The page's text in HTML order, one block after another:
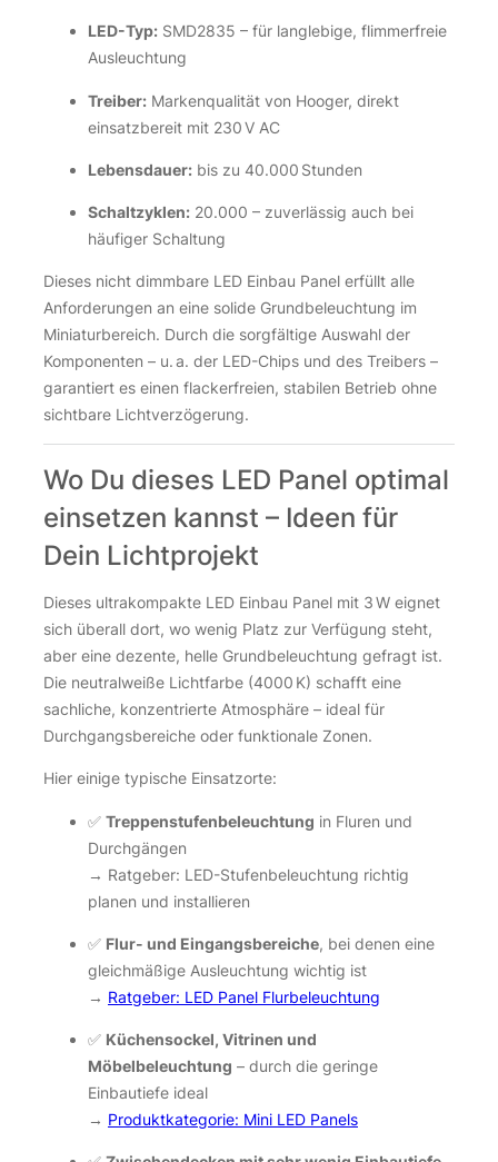
LED-Typ: SMD2835 – für langlebige, flimmerfreie
Ausleuchtung
Treiber: Markenqualität von Hooger, direkt
einsatzbereit mit 230 V AC
Lebensdauer: bis zu 40.000 Stunden
Schaltzyklen: 20.000 – zuverlässig auch bei
häufiger Schaltung
Dieses nicht dimmbare LED Einbau Panel erfüllt alle
Anforderungen an eine solide Grundbeleuchtung im
Miniaturbereich. Durch die sorgfältige Auswahl der
Komponenten – u. a. der LED-Chips und des Treibers –
garantiert es einen flackerfreien, stabilen Betrieb ohne
sichtbare Lichtverzögerung.
Wo Du dieses LED Panel optimal
einsetzen kannst – Ideen für
Dein Lichtprojekt
Dieses ultrakompakte LED Einbau Panel mit 3 W eignet
sich überall dort, wo wenig Platz zur Verfügung steht,
aber eine dezente, helle Grundbeleuchtung gefragt ist.
Die neutralweiße Lichtfarbe (4000 K) schafft eine
sachliche, konzentrierte Atmosphäre – ideal für
Durchgangsbereiche oder funktionale Zonen.
Hier einige typische Einsatzorte:
✅ Treppenstufenbeleuchtung in Fluren und
Durchgängen
→ Ratgeber: LED-Stufenbeleuchtung richtig
planen und installieren
✅ Flur- und Eingangsbereiche, bei denen eine
gleichmäßige Ausleuchtung wichtig ist
→ Ratgeber: LED Panel Flurbeleuchtung
✅ Küchensockel, Vitrinen und
Möbelbeleuchtung – durch die geringe
Einbautiefe ideal
→ Produktkategorie: Mini LED Panels